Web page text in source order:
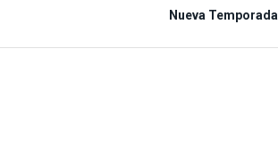
Nueva Temporada